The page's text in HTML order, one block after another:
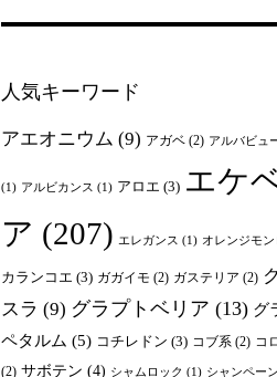
人気キーワード
アエオニウム (9) アガベ (2) アルバビュ
(1) アルビカンス (1) アロエ (3) エケ
ア (207) エレガンス (1) オレンジモン
カランコエ (3) ガガイモ (2) ガステリア (2)
スラ (9) グラプトベリア (13) グ
ペタルム (5) コチレドン (3) コブ系 (2) コ
(2) サボテン (4) シャムロック (1) シャンペーン